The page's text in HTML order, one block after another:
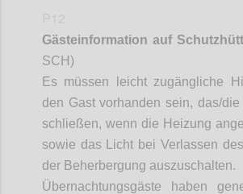
Gästeinformation auf
SCH)
Es müssen leicht zugängliche
den Gast vorhanden sein, das/die
schließen, wenn die Heizung
sowie das Licht bei Verlassen
der Beherbergung auszuschalten.
Übernachtungsgäste haben